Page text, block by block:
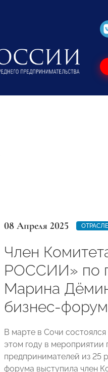
08 Апреля 2025
Член
РОССИИ» по
Марина
бизнес-
В марте в Сочи
этом году в мероприятии
предпринимателей из 25
форума выступила член